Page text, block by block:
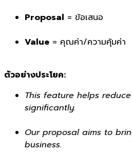
Proposal = ข้อเสนอ
Value = คุณค่า/ความคุ้มค่า
ตัวอย่างประโยค:
This feature helps
significantly.
Our proposal aims to
business.